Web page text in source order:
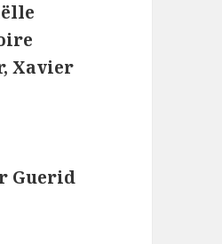
Xavier
Guerid